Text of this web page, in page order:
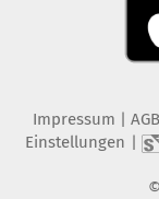
Impressum AGB
Einstellungen
©